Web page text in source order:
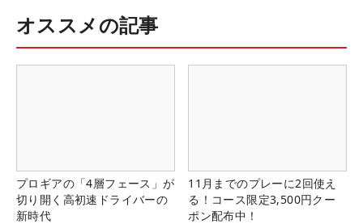
オススメの記事
プロギアの「4層フェース」が
切り開く高初速ドライバーの
新時代
11月までのプレーに2回使え
る！コース限定3,500円クー
ポン配布中！